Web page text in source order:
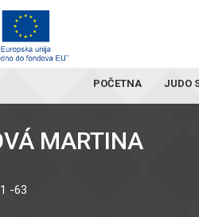
POČETNA JUDO
MARTINA
-63